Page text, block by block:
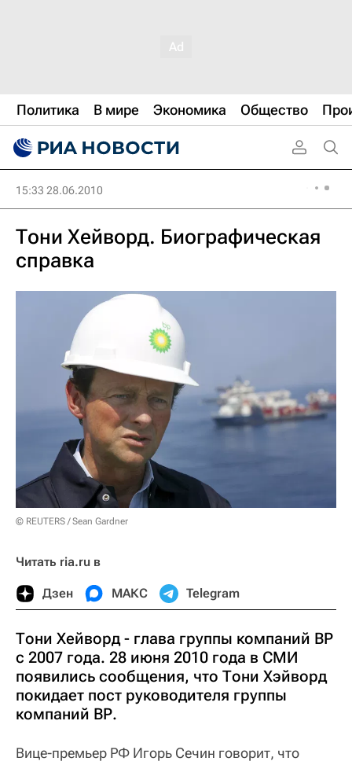
Политика В мире Экономика Общество
15:33 28.06.2010
Тони Хейворд. Биографическая
справка
© REUTERS / Sean Gardner
Читать ria.ru в
Дзен МАКС Telegram
Тони Хейворд - глава группы компаний ВР
с 2007 года. 28 июня 2010 года в СМИ
появились сообщения, что Тони Хэйворд
покидает пост руководителя группы
компаний ВР.
Вице-премьер РФ Игорь Сечин говорит, что